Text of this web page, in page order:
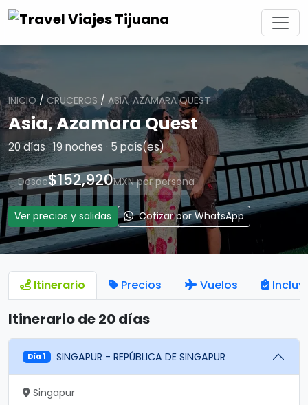
INICIO /CRUCEROS / ASIA, AZAMARA QUEST
Asia, Azamara Quest
20 días · 19 noches · 5 país(es)
Desde$152,920MXN por persona
Ver precios y salidas Cotizar por WhatsApp
Itinerario Precios Vuelos
Itinerario de 20 días
Día 1 SINGAPUR - REPÚBLICA DE SINGAPUR
Singapur